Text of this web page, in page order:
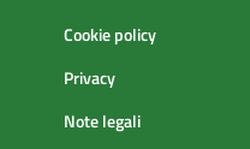
Cookie policy
Privacy
Note legali